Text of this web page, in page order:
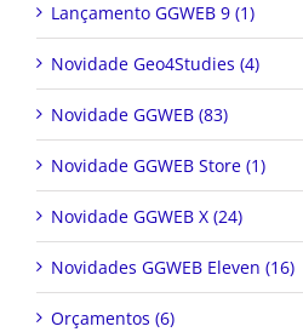
Lançamento GGWEB 9 (1)
Novidade Geo4Studies (4)
Novidade GGWEB (83)
Novidade GGWEB Store (1)
Novidade GGWEB X (24)
Novidades GGWEB Eleven (16)
Orçamentos (6)